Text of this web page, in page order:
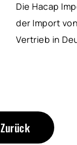
Die Hacap
der Import
Vertrieb in
Zurück